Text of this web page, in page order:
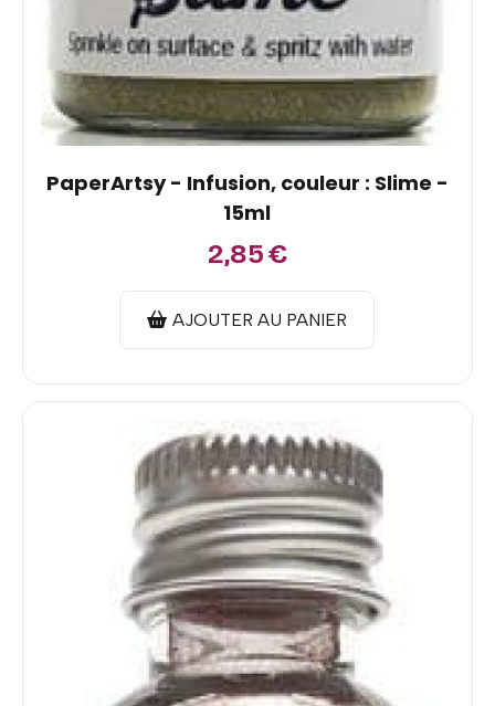
PaperArtsy - Infusion, couleur : Slime -
15ml
2,85€
AJOUTER AU PANIER